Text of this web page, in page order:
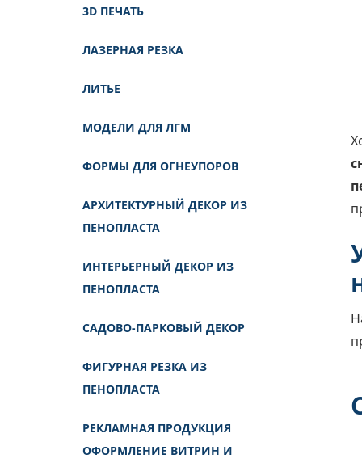
3D ПЕЧАТЬ
ЛАЗЕРНАЯ РЕЗКА
ЛИТЬЕ
МОДЕЛИ ДЛЯ ЛГМ
ФОРМЫ ДЛЯ ОГНЕУПОРОВ
АРХИТЕКТУРНЫЙ ДЕКОР ИЗ
ПЕНОПЛАСТА
ИНТЕРЬЕРНЫЙ ДЕКОР ИЗ
ПЕНОПЛАСТА
САДОВО-ПАРКОВЫЙ ДЕКОР
ФИГУРНАЯ РЕЗКА ИЗ
ПЕНОПЛАСТА
РЕКЛАМНАЯ ПРОДУКЦИЯ
ОФОРМЛЕНИЕ ВИТРИН И